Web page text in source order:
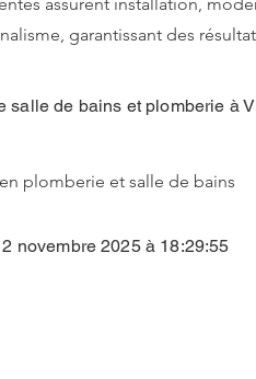
garantissant des
salle de bains et plomberie à
plomberie et salle de bains
2 novembre 2025 à 18:29:55